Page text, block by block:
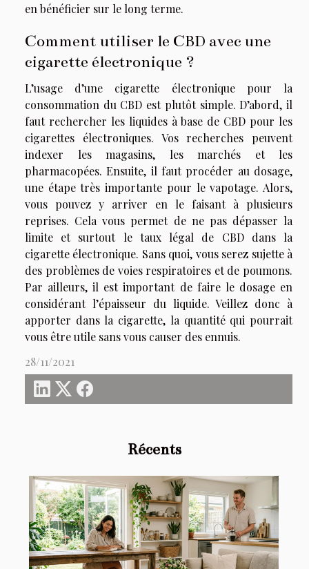
Récents
en bénéficier sur le long terme.
Comment utiliser le CBD avec une
cigarette électronique ?
L’usage d’une cigarette électronique pour la
consommation du CBD est plutôt simple. D’abord, il
faut rechercher les liquides à base de CBD pour les
cigarettes électroniques. Vos recherches peuvent
indexer les magasins, les marchés et les
pharmacopées. Ensuite, il faut procéder au dosage,
une étape très importante pour le vapotage. Alors,
vous pouvez y arriver en le faisant à plusieurs
reprises. Cela vous permet de ne pas dépasser la
limite et surtout le taux légal de CBD dans la
cigarette électronique. Sans quoi, vous serez sujette à
des problèmes de voies respiratoires et de poumons.
Par ailleurs, il est important de faire le dosage en
considérant l’épaisseur du liquide. Veillez donc à
apporter dans la cigarette, la quantité qui pourrait
vous être utile sans vous causer des ennuis.
28/11/2021